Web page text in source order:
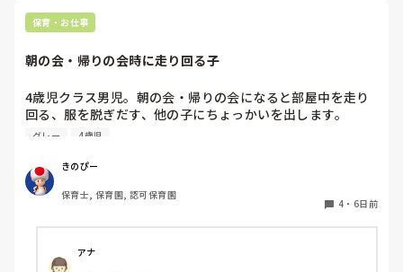
保育・お仕事
朝の会・帰りの会時に走り回る子
4歳児クラス男児。朝の会・帰りの会になると部屋中を走り
回る、服を脱ぎだす、他の子にちょっかいを出します。
私が主担任、もう一人補助の先生がいますが、補助の先生は
です。
私がその子の対応をしているとクラス全体の流れが止まって
しまい、クラス全体が落ち着かなくなってしまう。別スペー
なる…という悪循環に陥ってしまっています。
何か少しでも良い方法はないかなと悩み、ここで相談させて
グレー 4歳児
きのぴー
保育士, 保育園, 認可保育園
4 ・ 6日前
アナ